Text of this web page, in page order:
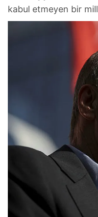
kabul etmeyen bir